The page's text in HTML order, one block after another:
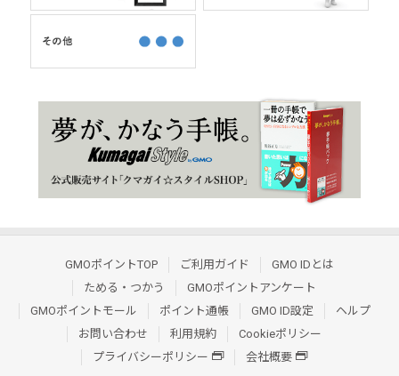
GMOポイントTOP ご利用ガイド
GMO IDとは
ためる・つかう
GMOポイントアンケート
GMOポイントモール
ポイント通帳 GMO ID設定
ヘルプ
お問い合わせ
利用規約
Cookieポリシー
プライバシーポリシー
会社概要